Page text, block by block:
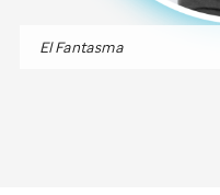
El Fantasma